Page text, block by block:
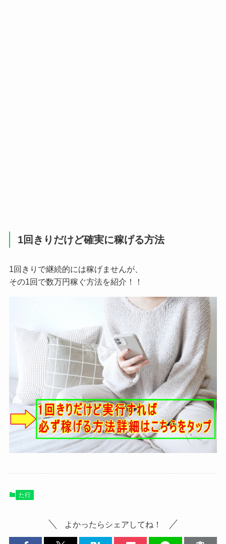
1回きりだけど確実に稼げる方法
1回きりで継続的には稼げませんが、
その1回で数万円稼ぐ方法を紹介！！
た行
よかったらシェアしてね！